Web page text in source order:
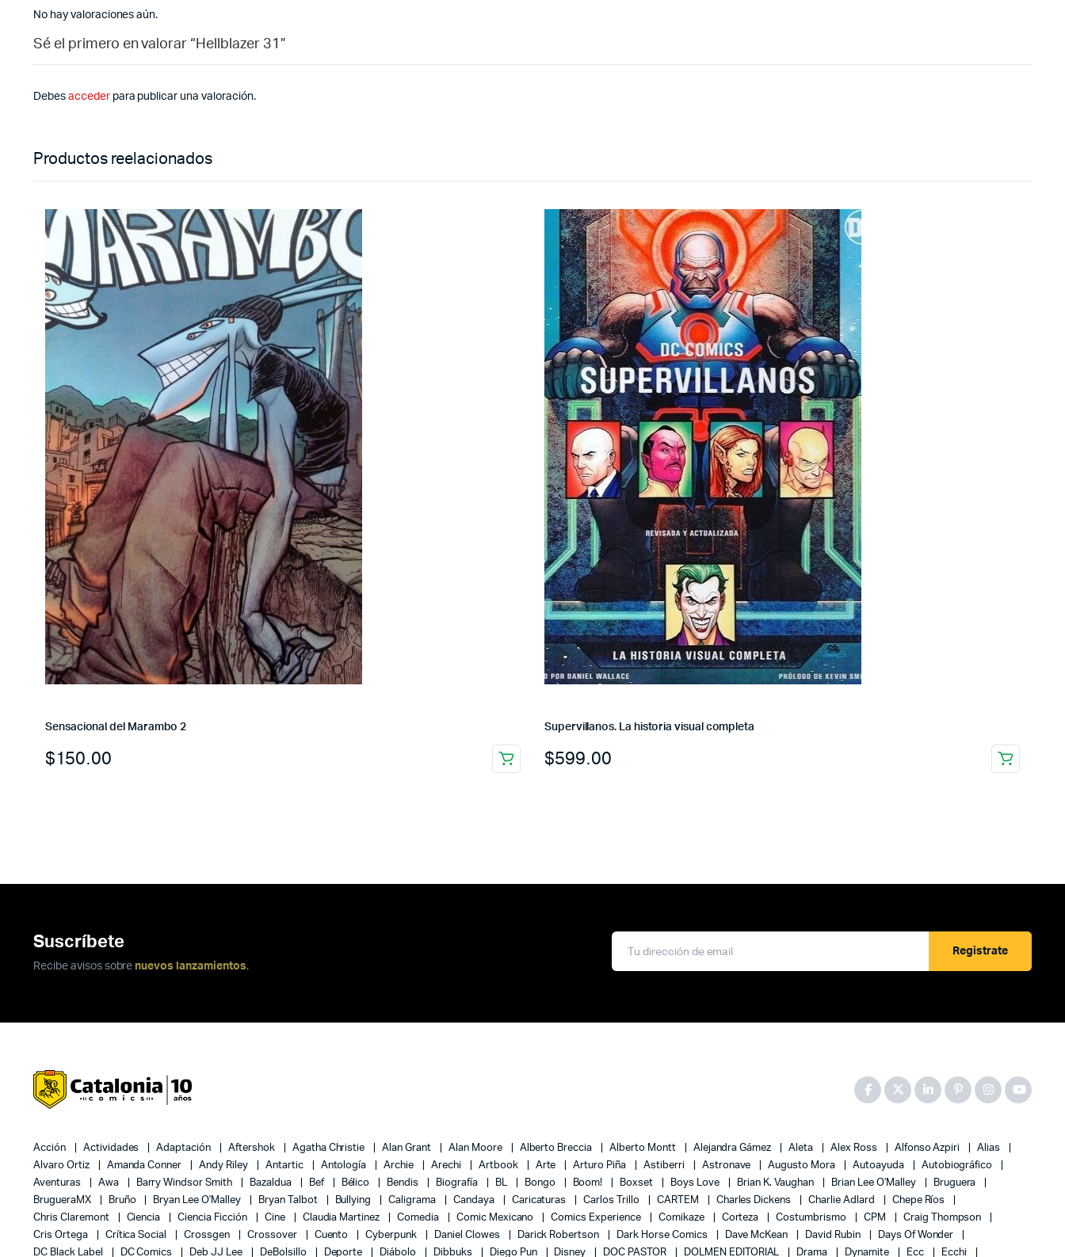
No hay valoraciones aún.
Sé el primero en valorar “Hellblazer 31”
Debes accederpara publicar una valoración.
Productos reelacionados
Sensacional del Marambo 2
$150.00
Supervillanos. La historia visual completa
$599.00
Suscríbete
Recibe avisos sobre nuevos lanzamientos.
Registrate
Acción Actividades Adaptación Aftershok Agatha Christie Alan Grant Alan Moore Alberto Breccia Alberto Montt Alejandra Gámez Aleta Alex Ross Alfonso Azpiri
Alias
Alvaro Ortiz
Amanda Conner Andy Riley Antartic Antología Archie Arechi Artbook Arte Arturo Piña Astiberri Astronave Augusto Mora Autoayuda
Autobiográfico
Aventuras
Awa Barry Windsor Smith Bazaldua Bef Bélico Bendis Biografía BL Bongo Boom! Boxset Boys Love Brian K. Vaughan Brian Lee O'Malley
Bruguera
BrugueraMX
Bruño Bryan Lee O'Malley Bryan Talbot Bullying Caligrama Candaya Caricaturas Carlos Trillo CARTEM Charles Dickens Charlie Adlard
Chepe Ríos
Chris Claremont
Ciencia Ciencia Ficción Cine Claudia Martinez Comedia Comic Mexicano Comics Experience Comikaze Corteza Costumbrismo CPM
Craig Thompson
Cris Ortega
Crítica Social Crossgen Crossover Cuento Cyberpunk Daniel Clowes Darick Robertson Dark Horse Comics Dave McKean David Rubin
Days Of Wonder
DC Black Label
DC Comics Deb JJ Lee DeBolsillo Deporte Diábolo Dibbuks Diego Pun Disney DOC PASTOR DOLMEN EDITORIAL Drama Dynamite Ecc Ecchi